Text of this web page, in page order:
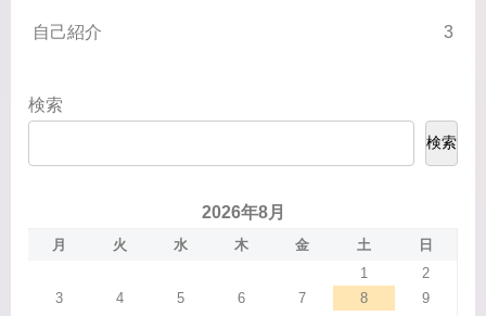
自己紹介 3
検索
検索
2026年8月
月 火 水 木 金 土
日
1
2
3
4 5 6 7 8
9